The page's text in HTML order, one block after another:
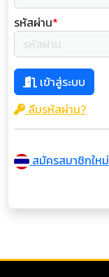
รหัสผ่าน*
เข้าสู่ระบบ
ลืมรหัสผ่าน?
สมัครสมาชิกใหม่